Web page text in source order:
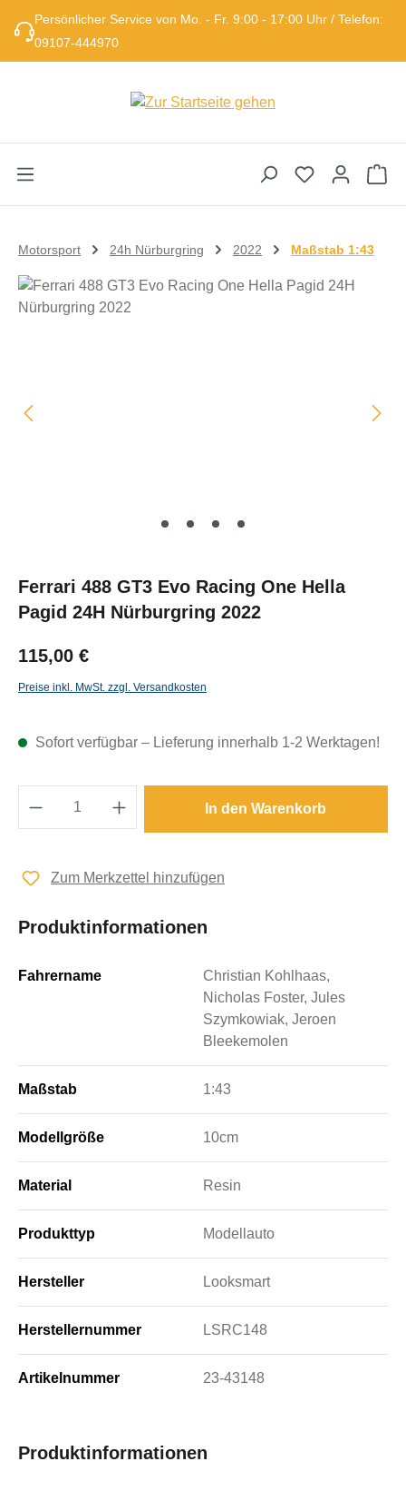
Zum Hauptinhalt springen
Persönlicher Service von Mo. - Fr. 9:00 - 17:00 Uhr / Telefon:
09107-444970
Motorsport 24h Nürburgring 2022 Maßstab 1:43
Bildergalerie überspringen
Ferrari 488 GT3 Evo Racing One Hella
Pagid 24H Nürburgring 2022
115,00 €
Preise inkl. MwSt. zzgl. Versandkosten
Sofort verfügbar – Lieferung innerhalb 1-2 Werktagen!
Produkt Anzahl: Gib den gewünschten
In den Warenkorb
Zum Merkzettel hinzufügen
Produktinformationen
Fahrername
Christian Kohlhaas,
Nicholas Foster, Jules
Szymkowiak, Jeroen
Bleekemolen
Maßstab 1:43
Modellgröße 10cm
Material Resin
Produkttyp Modellauto
Hersteller Looksmart
Herstellernummer LSRC148
Artikelnummer 23-43148
Produktinformationen